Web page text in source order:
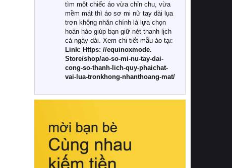
1. Tại sao các gia đình hiện đại lại ưa
chuộng chăn ga gối đệm cao cấp?
Khác với các dòng sản phẩm thông
thường, những bộ chăn ga gối đệm
cao cấp trải qua quy trình sản xuất
nghiêm ngặt từ khâu chọn lọc nguyên
liệu tự nhiên đến công nghệ dệt
nhuộm hiện đại không chứa hóa chất
này, bạn sẽ cảm nhận rõ rệt sự khác
hồi chuẩn xác của phần đệm nâng đỡ
cột sống.
Bên cạnh đó, việc lựa chọn các dòng
sản phẩm đạt chuẩn chất lượng quốc
tìm một chiếc áo vừa chỉn chu, vừa
mềm mát thì áo sơ mi nữ tay dài lụa
trơn không nhăn chính là lựa chọn
hoàn hảo giúp bạn giữ nét thanh lịch
cả ngày dài. Xem chi tiết mẫu áo tại:
Link: Https: //equinoxmode.
Store/shop/ao-so-mi-nu-tay-dai-
cong-so-thanh-lich-quy-phaichat-
vai-lua-tronkhong-nhanthoang-mat/